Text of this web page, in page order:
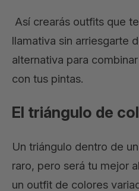
Así crearás outfits que
llamativa sin arriesgarte
alternativa para
con tus pintas.
El triángulo de
Un triángulo dentro de
raro, pero será tu mejor
un outfit de colores